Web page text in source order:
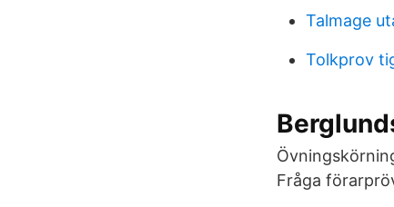
Talmage
Tolkprov
Fråga